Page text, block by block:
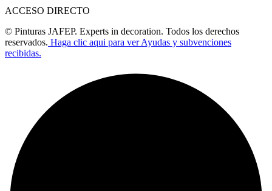
ACCESO DIRECTO
© Pinturas JAFEP. Experts in decoration. Todos los derechos
reservados. Haga clic aqui para ver Ayudas y subvenciones
recibidas.